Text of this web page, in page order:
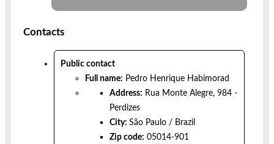
Contacts
Public contact
Full name: Pedro Henrique Habimorad
Address: Rua Monte Alegre, 984 -
Perdizes
City: São Paulo / Brazil
Zip code: 05014-901